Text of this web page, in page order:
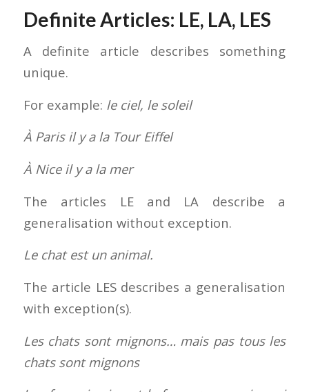
Definite Articles: LE, LA, LES
A definite article describes something
unique.
For example: le ciel, le soleil
À Paris il y a la Tour Eiffel
À Nice il y a la mer
The articles LE and LA describe a
generalisation without exception.
Le chat est un animal.
The article LES describes a generalisation
with exception(s).
Les chats sont mignons… mais pas tous les
chats sont mignons